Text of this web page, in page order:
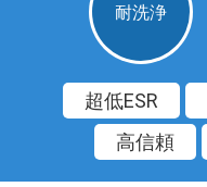
耐洗浄
超低ESR
高信頼